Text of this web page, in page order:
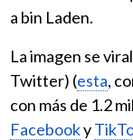
a bin Laden.
La imagen se
Twitter) (esta,
con más de 1.2
Facebooky